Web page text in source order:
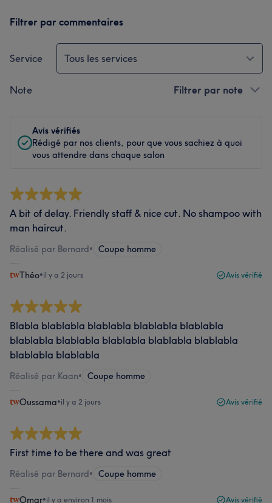
Filtrer par commentaires
Service Tous les services
Note Filtrer par note
Avis vérifiés
Rédigé par nos clients, pour que vous sachiez à quoi
vous attendre dans chaque salon
A bit of delay. Friendly staff & nice cut. No shampoo with
man haircut.
Réalisé par Bernard• Coupe homme
Théo•il y a 2 jours Avis vérifié
Blabla blablabla blablabla blablabla blablabla
blablabla blablabla blablabla blablabla blablabla
blablabla blablabla
Réalisé par Kaan• Coupe homme
Oussama•il y a 2 jours Avis vérifié
First time to be there and was great
Réalisé par Bernard• Coupe homme
Omar•il y a environ 1 mois Avis vérifié